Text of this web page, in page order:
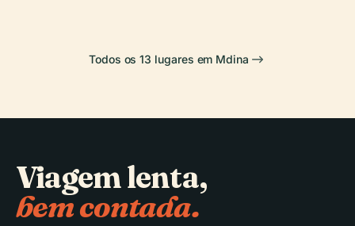
Todos os 13 lugares em Mdina
Viagem lenta,
bem contada.